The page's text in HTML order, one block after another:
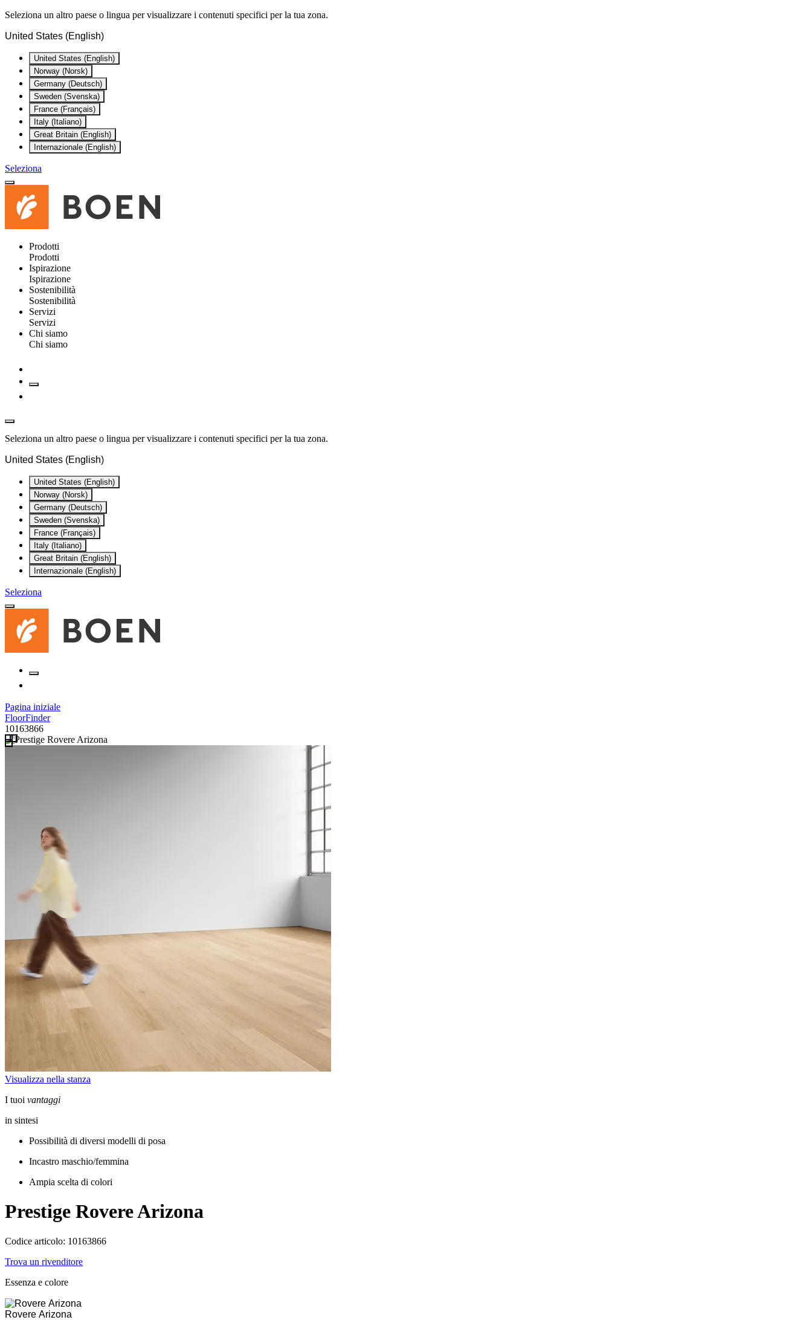
Seleziona un altro paese o lingua per visualizzare i contenuti specifici per la tua zona.
United States (English)
United States (English)
Norway (Norsk)
Germany (Deutsch)
Sweden (Svenska)
France (Français)
Italy (Italiano)
Great Britain (English)
Internazionale (English)
Seleziona
Prodotti
Prodotti
Ispirazione
Ispirazione
Sostenibilità
Sostenibilità
Servizi
Servizi
Chi siamo
Chi siamo
Seleziona un altro paese o lingua per visualizzare i contenuti specifici per la tua zona.
United States (English)
United States (English)
Norway (Norsk)
Germany (Deutsch)
Sweden (Svenska)
France (Français)
Italy (Italiano)
Great Britain (English)
Internazionale (English)
Seleziona
Pagina iniziale
FloorFinder
10163866
Visualizza nella stanza
I tuoi vantaggi
in sintesi
Possibilità di diversi modelli di posa
Incastro maschio/femmina
Ampia scelta di colori
Prestige Rovere Arizona
Codice articolo: 10163866
Trova un rivenditore
Essenza e colore
Rovere Arizona